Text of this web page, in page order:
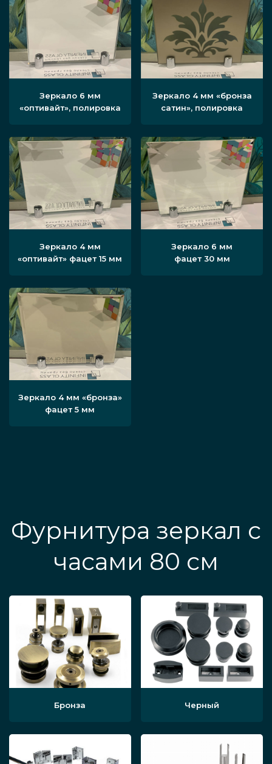
Зеркало 6 мм
«оптивайт», полировка
Зеркало 4 мм «бронза
сатин», полировка
Зеркало 4 мм
«оптивайт» фацет 15 мм
Зеркало 6 мм
фацет 30 мм
Зеркало 4 мм «бронза»
фацет 5 мм
Фурнитура зеркал с
часами 80 см
Бронза Черный